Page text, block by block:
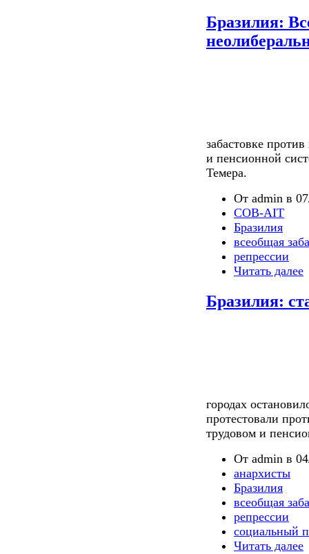
Бразилия:
забастовке
и пенсионной
Темера.
От admin в
COB-AIT
Бразилия
всеобщая
репрессии
Читать далее
Бразилия:
городах
протестовали
трудовом и
От admin в
анархисты
Бразилия
всеобщая
репрессии
социальный
Читать далее